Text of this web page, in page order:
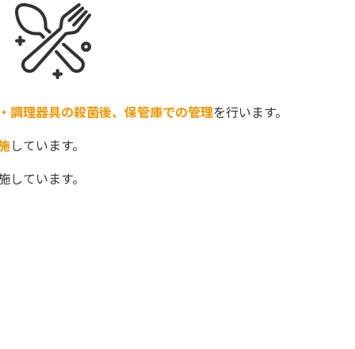
調理器具の殺菌後、保管庫での管理を行います。
しています。
ています。